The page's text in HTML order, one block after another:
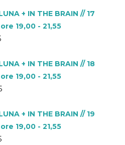
+ IN THE BRAIN // 17
19,00 - 21,55
+ IN THE BRAIN // 18
19,00 - 21,55
+ IN THE BRAIN // 19
19,00 - 21,55